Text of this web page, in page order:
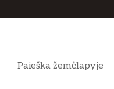
Paieška žemėlapyje